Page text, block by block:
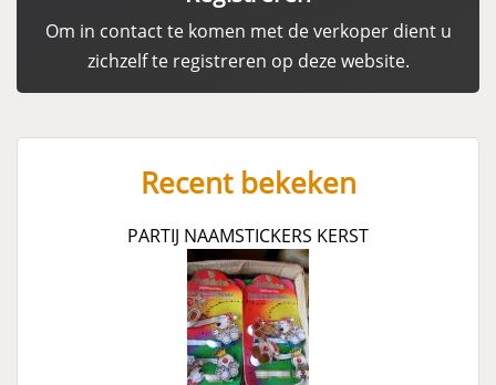
Om in contact te komen met de verkoper dient u
zichzelf te registreren op deze website.
Recent bekeken
PARTIJ NAAMSTICKERS KERST